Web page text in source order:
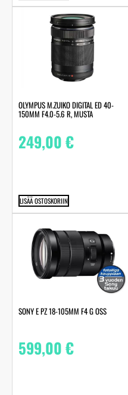
OLYMPUS M.ZUIKO DIGITAL ED 40-
150MM F4.0-5.6 R, MUSTA
249,00€
LISÄÄ OSTOSKORIIN
SONY E PZ 18-105MM F4 G OSS
599,00€